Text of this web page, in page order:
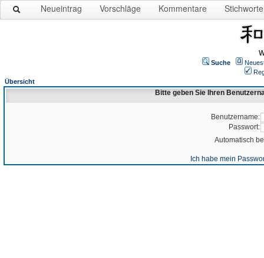
Neueintrag Vorschläge Kommentare Stichworte
Suche
Übersicht
Bitte geben Sie Ihren
Benutzername:
Passwort:
Automatisch
Ich habe mein